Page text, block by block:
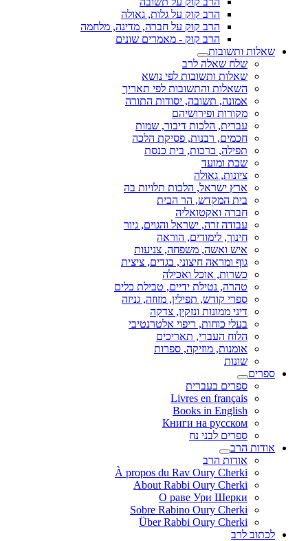
הרב קוק על גלות, גאולה
הרב קוק על חברה, מדינה, מלחמה
הרב קוק - מאמרים שונים
שאלות ותשובות
שלח שאלה לרב
שאלות ותשובות לפי נושא
השאלות והתשובות לפי תאריך
אמונה, תשובה, יסודות התורה
מקורות ופירושיהם
עברית, הלכות דיבור, שמות
חכמים, רבנות, פסיקת הלכה
תפילה, ברכות, בית כנסת
שבת ומועד
ציונות, גאולה
ארץ ישראל, הלכות תלויות בה
בית המקדש, הר הבית
חברה ואקטואליה
עבודה זרה, ישראל והגוים, גיור
חינוך, לימודים, הוראה
איש ואשה, משפחה, צניעות
גוף ומראה חיצוני, בגדים, ציצית
כשרות, אוכל ואכילה
טהרה, נטילת ידיים, טבילת כלים
ספרי קודש, תפילין, מזוזה, גניזה
דיני ממונות ונזקין, צדקה
בעלי כוחות, ריפוי אלטרנטיבי
הלוח העברי, תאריכים
אומנות, מוזיקה, ספרות
שונות
ספרים
ספרים בעברית
Livres en français
Books in English
Книги на русском
ספרים לבני נח
אודות הרב
אודות הרב
À propos du Rav Oury Cherki
About Rabbi Oury Cherki
О раве Ури Шерки
Sobre Rabino Oury Cherki
Über Rabbi Oury Cherki
לכתוב לרב